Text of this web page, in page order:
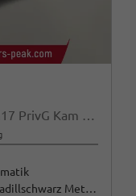
Grenadillschwarz Metallic